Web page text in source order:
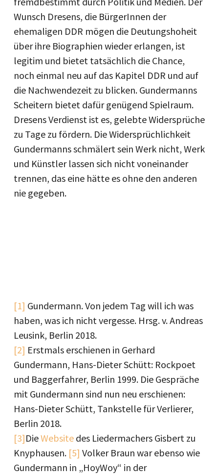
Wunsch Dresens, die BürgerInnen der
ehemaligen DDR mögen die Deutungshoheit
über ihre Biographien wieder erlangen, ist
legitim und bietet tatsächlich die Chance,
noch einmal neu auf das Kapitel DDR und auf
die Nachwendezeit zu blicken. Gundermanns
Scheitern bietet dafür genügend Spielraum.
Dresens Verdienst ist es, gelebte Widersprüche
zu Tage zu fördern. Die Widersprüchlichkeit
Gundermanns schmälert sein Werk nicht, Werk
und Künstler lassen sich nicht voneinander
trennen, das eine hätte es ohne den anderen
nie gegeben.
[1] Gundermann. Von jedem Tag will ich was
haben, was ich nicht vergesse. Hrsg. v. Andreas
Leusink, Berlin 2018.
[2] Erstmals erschienen in Gerhard
Gundermann, Hans-Dieter Schütt: Rockpoet
und Baggerfahrer, Berlin 1999. Die Gespräche
mit Gundermann sind nun neu erschienen:
Hans-Dieter Schütt, Tankstelle für Verlierer,
Berlin 2018.
[3]DieWebsite des Liedermachers Gisbert zu
Knyphausen. [5] Volker Braun war ebenso wie
Gundermann in „HoyWoy“ in der